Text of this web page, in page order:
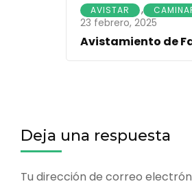
AVISTAR ,
23 febrero, 2025
Avistamiento de
Deja una respuesta
Tu dirección de correo